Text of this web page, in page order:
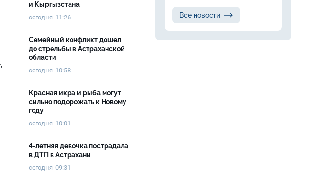
и Кыргызстана
сегодня, 11:26
Семейный конфликт дошел
до стрельбы в Астраханской
области
сегодня, 10:58
Красная икра и рыба могут
сильно подорожать к Новому
году
сегодня, 10:01
4-летняя девочка пострадала
в ДТП в Астрахани
сегодня, 09:31
Все новости